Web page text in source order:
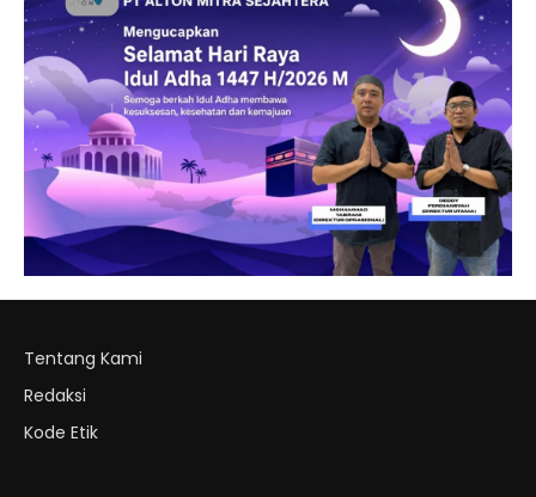
Tentang Kami
Redaksi
Kode Etik